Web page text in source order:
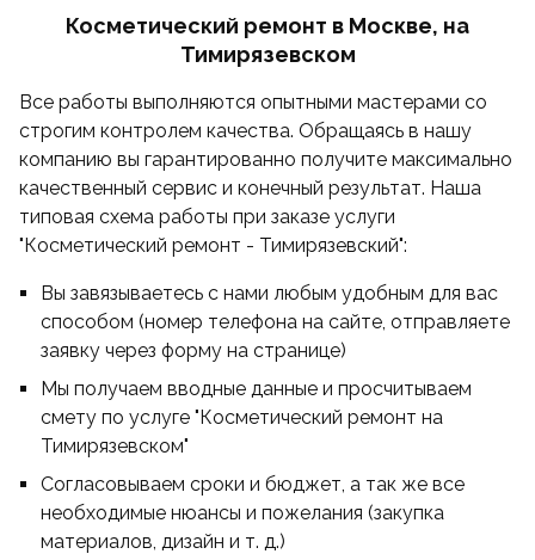
Косметический ремонт в Москве, на
Тимирязевском
Все работы выполняются опытными мастерами со
строгим контролем качества. Обращаясь в нашу
компанию вы гарантированно получите максимально
качественный сервис и конечный результат. Наша
типовая схема работы при заказе услуги
"Косметический ремонт - Тимирязевский":
Вы завязываетесь с нами любым удобным для вас
способом (номер телефона на сайте, отправляете
заявку через форму на странице)
Мы получаем вводные данные и просчитываем
смету по услуге "Косметический ремонт на
Тимирязевском"
Согласовываем сроки и бюджет, а так же все
необходимые нюансы и пожелания (закупка
материалов, дизайн и т. д.)